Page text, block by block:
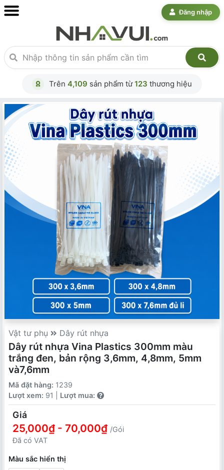
Đăng nhập
Trên 4,109 sản phẩm từ123 thương hiệu
Vật tư phụ Dây rút nhựa
Dây rút nhựa Vina Plastics 300mm màu
trắng đen, bản rộng 3,6mm, 4,8mm, 5mm
và7,6mm
Mã đặt hàng: 1239
Lượt xem: 91 | Lượt mua:
Giá
25,000₫ - 70,000₫ /Gói
Đã có VAT
Màu sắc hiển thị